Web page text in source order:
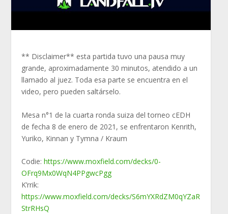
** Disclaimer** esta partida tuvo una pausa muy
grande, aproximadamente 30 minutos, atendido a un
llamado al juez. Toda esaparte se encuentra en el
video, pero pueden saltárselo.
Mesa n°1 de la cuarta ronda suiza del torneo cEDH
de fecha 8 de enero de 2021, se enfrentaron Kenrith,
Yuriko, Kinnan y Tymna / Kraum
Codie:https://www.moxfield.com/decks/0-
OFrq9Mx0WqN4PPgwcPgg
K’rrik:
https://www.moxfield.com/decks/S6mYXRdZM0qYZaR
StrRHsQ